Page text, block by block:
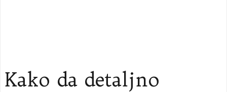
Kako da detaljno